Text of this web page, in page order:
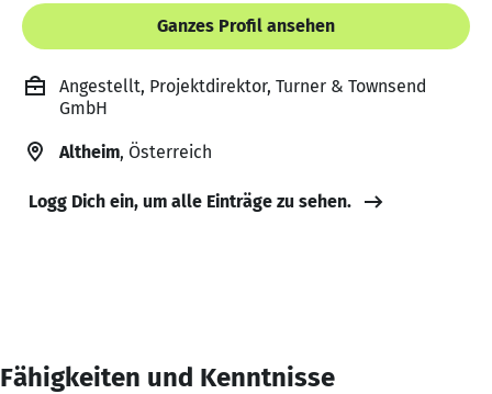
Ganzes Profil ansehen
Angestellt, Projektdirektor, Turner & Townsend
GmbH
Altheim, Österreich
Logg Dich ein, um alle Einträge zu sehen.
Fähigkeiten und Kenntnisse